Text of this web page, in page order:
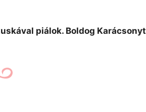
piálok. Boldog Karácsonyt